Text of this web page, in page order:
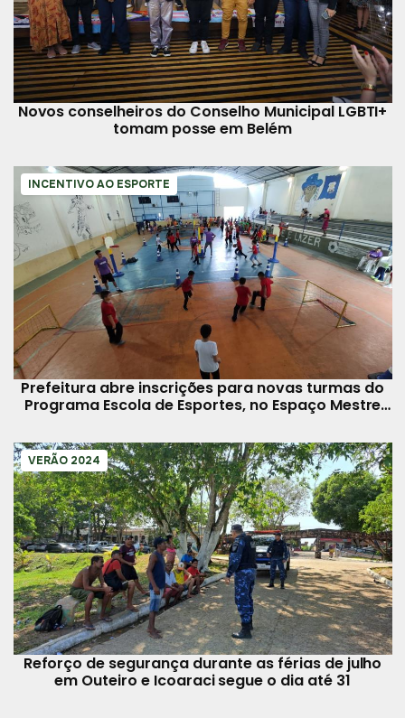
Novos conselheiros do Conselho Municipal LGBTI+
tomam posse em Belém
INCENTIVO AO ESPORTE
Prefeitura abre inscrições para novas turmas do
Programa Escola de Esportes, no Espaço Mestre
VERÃO 2024
Reforço de segurança durante as férias de julho
em Outeiro e Icoaraci segue o dia até 31